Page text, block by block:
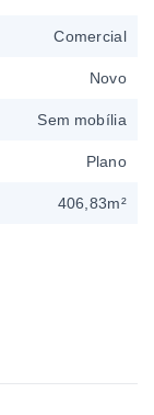
Comercial
Novo
Sem mobília
Plano
406,83m²